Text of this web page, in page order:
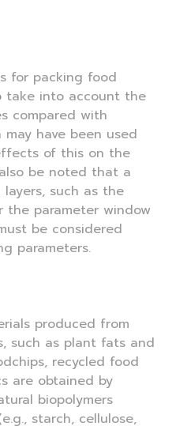
for packing food
take into account the
compared with
have been used
of this on the
be noted that a
such as the
the parameter window
be considered
parameters.
produced from
such as plant fats and
recycled food
are obtained by
biopolymers
starch, cellulose,